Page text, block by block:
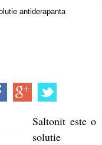
antiderapanta
Saltonit este o
solutie